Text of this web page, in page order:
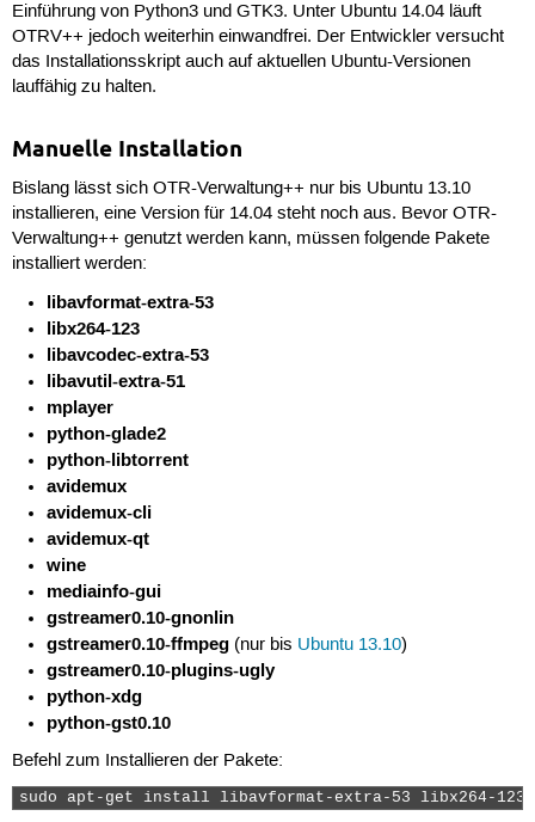
Einführung von Python3 und GTK3. Unter Ubuntu 14.04 läuft
OTRV++ jedoch weiterhin einwandfrei. Der Entwickler versucht
das Installationsskript auch auf aktuellen Ubuntu-Versionen
lauffähig zu halten.
Manuelle Installation
Bislang lässt sich OTR-Verwaltung++ nur bis Ubuntu 13.10
installieren, eine Version für 14.04 steht noch aus. Bevor OTR-
Verwaltung++ genutzt werden kann, müssen folgende Pakete
installiert werden:
libavformat-extra-53
libx264-123
libavcodec-extra-53
libavutil-extra-51
mplayer
python-glade2
python-libtorrent
avidemux
avidemux-cli
avidemux-qt
wine
mediainfo-gui
gstreamer0.10-gnonlin
gstreamer0.10-ffmpeg (nur bis Ubuntu 13.10)
gstreamer0.10-plugins-ugly
python-xdg
python-gst0.10
Befehl zum Installieren der Pakete:
sudo apt-get install libavformat-extra-53 libx264-123